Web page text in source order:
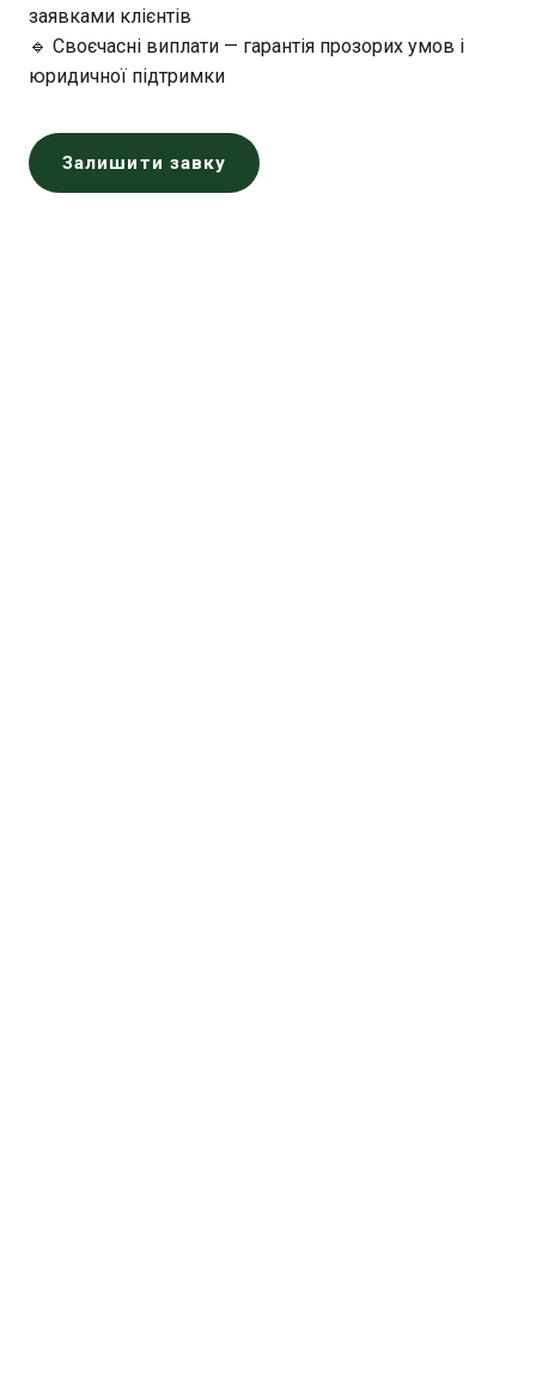
заявками клієнтів
🔹 Своєчасні виплати — гарантія прозорих умов і
юридичної підтримки
Залишити завку